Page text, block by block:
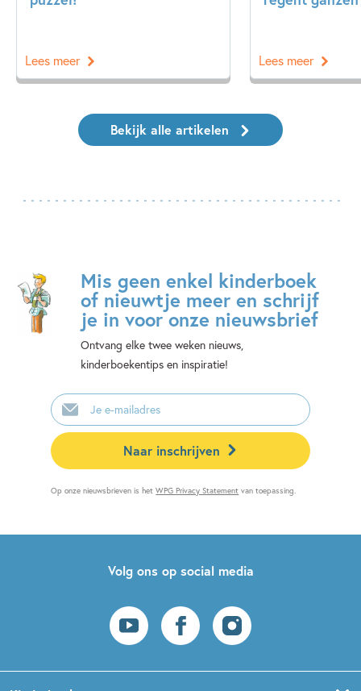
Lees meer Lees meer
Bekijk alle artikelen
Mis geen enkel kinderboek
of nieuwtje meer en schrijf
je in voor onze nieuwsbrief
Ontvang elke twee weken nieuws,
kinderboekentips en inspiratie!
E-
mailadres
Naar inschrijven
Op onze nieuwsbrieven is hetWPG Privacy Statement van toepassing.
Volg ons op social media